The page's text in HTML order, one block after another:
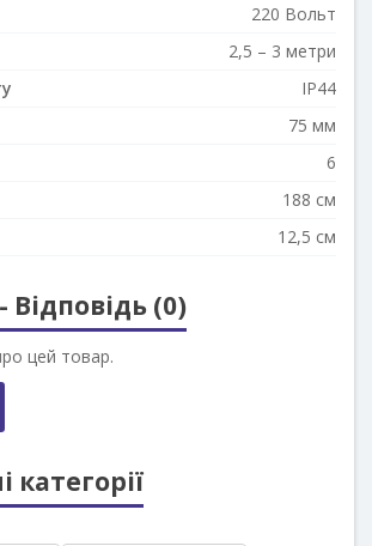
220 Вольт
2,5 – 3 метри
IP44
75 мм
6
188 см
12,5 см
(0)
цей товар.
категорії